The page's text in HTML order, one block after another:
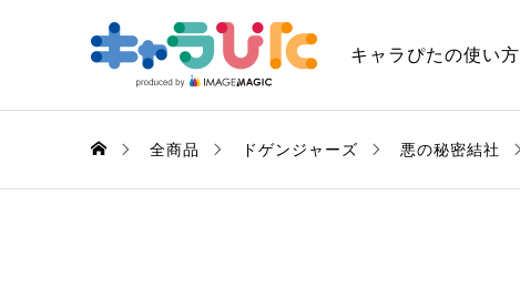
キャラぴたの使い方
全商品 ドゲンジャーズ 悪の秘密結社